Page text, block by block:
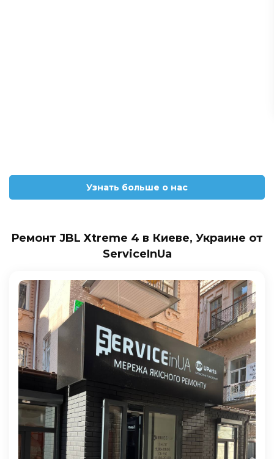
Узнать больше о нас
Ремонт JBL Xtreme 4 в Киеве, Украине от
ServiceInUa